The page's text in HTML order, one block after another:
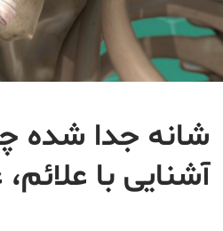
شانه جدا شده
آشنایی با